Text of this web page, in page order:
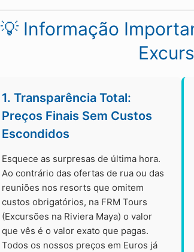
💡 Informação
1. Transparência Total:
Preços Finais Sem Custos
Escondidos
Esquece as surpresas de última hora.
Ao contrário das ofertas de rua ou das
reuniões nos resorts que omitem
custos obrigatórios, na FRM Tours
(Excursões na Riviera Maya) o valor
que vês é o valor exato que pagas.
Todos os nossos preços em Euros já